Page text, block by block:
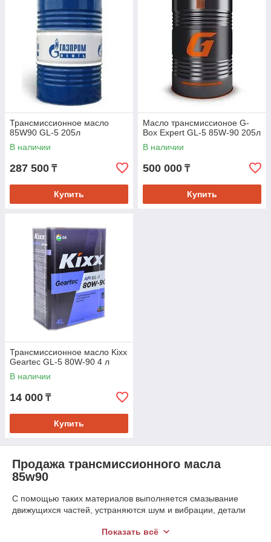
Широкий выбор масел
Доступные цены
Удобные способы оплаты и доставки
Профессиональная консультация
Закажитемасло трансмиссионное
85W90 в Arsen-Oil и
обеспечьте безупречную работу вашей трансмиссии!
Трансмиссионное масло
85W90 GL-5 205л
В наличии
287 500 ₸
Купить
Масло трансмиссионое G-
Box Expert GL-5 85W-90 205л
В наличии
500 000 ₸
Купить
Трансмиссионное масло Kixx
Geartec GL-5 80W-90 4 л
В наличии
14 000 ₸
Купить
Продажа трансмиссионного масла
85w90
С помощью таких материалов выполняется смазывание
движущихся частей, устраняются шум и вибрации, детали
удаляются продукты износа из зон трения.
Показать всё